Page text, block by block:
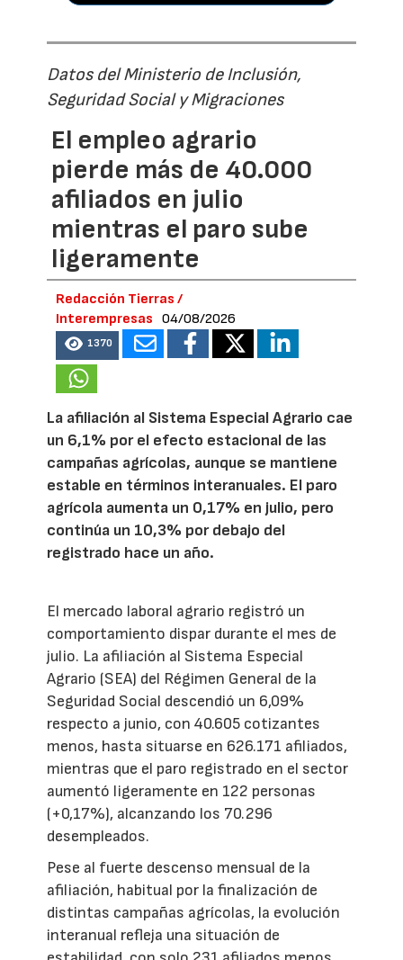
Datos del Ministerio de Inclusión,
Seguridad Social y Migraciones
El empleo agrario
pierde más de 40.000
afiliados en julio
mientras el paro sube
ligeramente
Redacción Tierras /
Interempresas
04/08/2026
1370
La afiliación al Sistema Especial Agrario cae
un 6,1% por el efecto estacional de las
campañas agrícolas, aunque se mantiene
estable en términos interanuales. El paro
agrícola aumenta un 0,17% en julio, pero
continúa un 10,3% por debajo del
registrado hace un año.
El mercado laboral agrario registró un
comportamiento dispar durante el mes de
julio. La afiliación al Sistema Especial
Agrario (SEA) del Régimen General de la
Seguridad Social descendió un 6,09%
respecto a junio, con 40.605 cotizantes
menos, hasta situarse en 626.171 afiliados,
mientras que el paro registrado en el sector
aumentó ligeramente en 122 personas
(+0,17%), alcanzando los 70.296
desempleados.
Pese al fuerte descenso mensual de la
afiliación, habitual por la finalización de
distintas campañas agrícolas, la evolución
interanual refleja una situación de